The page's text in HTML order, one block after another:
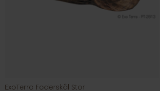
ExoTerra Foderskål Stor